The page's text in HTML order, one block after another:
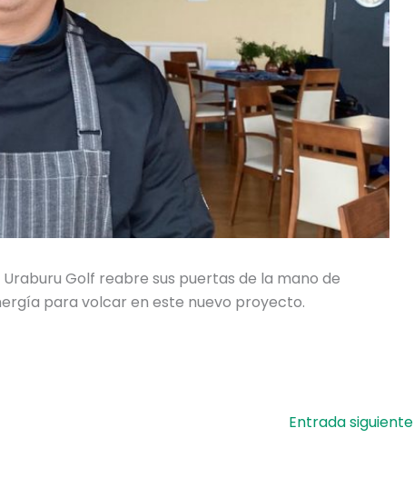
Golf reabre sus puertas de la mano de
para volcar en este nuevo proyecto.
Entrada siguiente